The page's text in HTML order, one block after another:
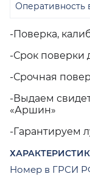
-Поверка,
-Срок поверки
-Срочная
-Выдаем
«Аршин»
-Гарантируем
Номер в ГРСИ
Оперативность